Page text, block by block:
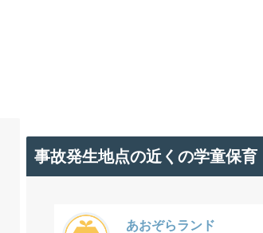
事故発生地点の近くの学童保育
あおぞらランド